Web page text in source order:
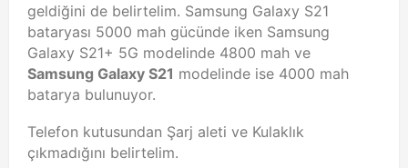
geldiğini de belirtelim. Samsung Galaxy S21
bataryası 5000 mah gücünde iken Samsung
Galaxy S21+ 5G modelinde 4800 mah ve
Samsung Galaxy S21 modelinde ise 4000 mah
batarya bulunuyor.
Telefon kutusundan Şarj aleti ve Kulaklık
çıkmadığını belirtelim.